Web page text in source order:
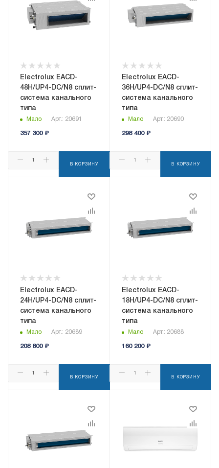
Electrolux EACD-
48H/UP4-DC/N8 сплит-
система канального
типа
Мало Арт.: 20691
357 300₽
В КОРЗИНУ
Electrolux EACD-
36H/UP4-DC/N8 сплит-
система канального
типа
Мало Арт.: 20690
298 400₽
В КОРЗИНУ
Electrolux EACD-
24H/UP4-DC/N8 сплит-
система канального
типа
Мало Арт.: 20689
208 800₽
В КОРЗИНУ
Electrolux EACD-
18H/UP4-DC/N8 сплит-
система канального
типа
Мало Арт.: 20688
160 200₽
В КОРЗИНУ